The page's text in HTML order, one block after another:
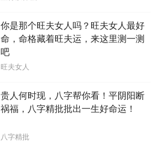
你是那个旺夫女人吗？旺夫女人最好
命，命格藏着旺夫运，来这里测一测
吧
旺夫女人
贵人何时现，八字帮你看！平阴阳断
祸福，八字精批批出一生好命运！
八字精批